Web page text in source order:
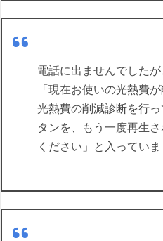
電話に出ませんでした
「現在お使いの光熱費
光熱費の削減診断を行
タンを、もう一度再生
ください」と入っていま